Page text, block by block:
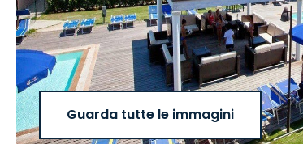
Guarda tutte le immagini